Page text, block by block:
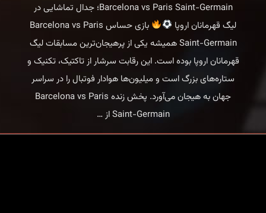
Barcelona vs Paris Saint-Germain؛ جدال تماشایی در
لیگ قهرمانان اروپا
بازی حساس Barcelona vs Paris
Saint-Germain همیشه یکی از پرهیجان‌ترین مسابقات لیگ
قهرمانان اروپا بوده است. این رقابت سرشار از تاکتیک، تکنیک و
ستاره‌های بزرگ است و میلیون‌ها هوادار فوتبال را در سراسر
جهان به هیجان می‌آورد. پخش زنده Barcelona vs Paris
Saint-Germain از
…
vs